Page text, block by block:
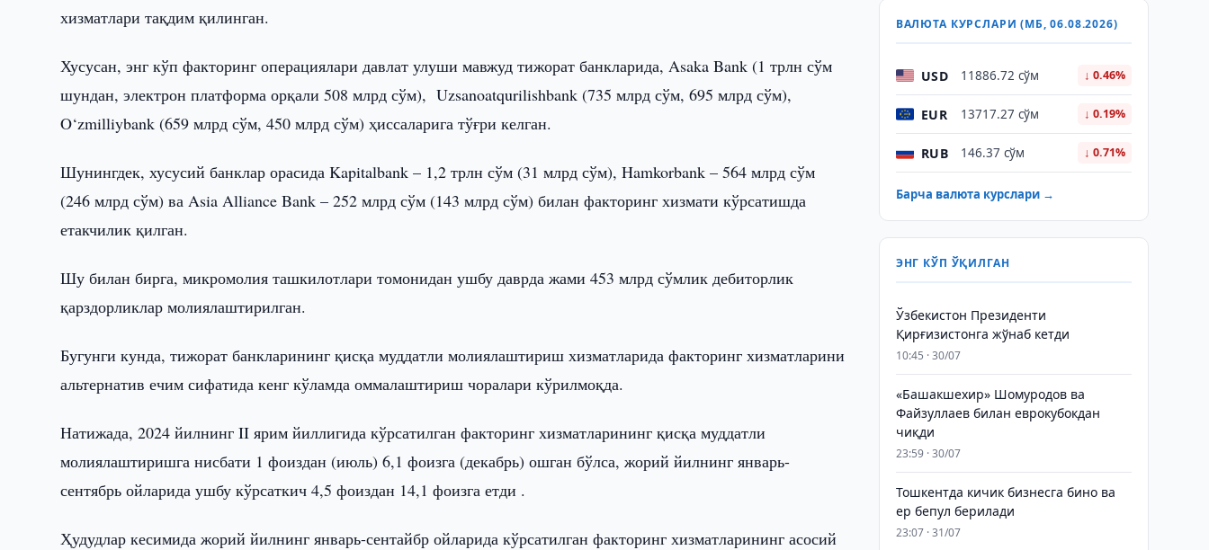
хизматлари тақдим қилинган.
Хусусан, энг кўп факторинг операциялари давлат улуши мавжуд тижорат банкларида, Asaka Bank (1 трлн сўм
шундан, электрон платформа орқали 508 млрд сўм), Uzsanoatqurilishbank (735 млрд сўм, 695 млрд сўм),
O‘zmilliybank (659 млрд сўм, 450 млрд сўм) ҳиссаларига тўғри келган.
Шунингдек, хусусий банклар орасида Kapitalbank – 1,2 трлн сўм (31 млрд сўм), Hamkorbank – 564 млрд сўм
(246 млрд сўм) ва Asia Alliance Bank – 252 млрд сўм (143 млрд сўм) билан факторинг хизмати кўрсатишда
етакчилик қилган.
Шу билан бирга, микромолия ташкилотлари томонидан ушбу даврда жами 453 млрд сўмлик дебиторлик
қарздорликлар молиялаштирилган.
Бугунги кунда, тижорат банкларининг қисқа муддатли молиялаштириш хизматларида факторинг хизматларини
альтернатив ечим сифатида кенг кўламда оммалаштириш чоралари кўрилмоқда.
Натижада, 2024 йилнинг II ярим йиллигида кўрсатилган факторинг хизматларининг қисқа муддатли
молиялаштиришга нисбати 1 фоиздан (июль) 6,1 фоизга (декабрь) ошган бўлса, жорий йилнинг январь-
сентябрь ойларида ушбу кўрсаткич 4,5 фоиздан 14,1 фоизга етди .
Ҳудудлар кесимида жорий йилнинг январь-сентайбр ойларида кўрсатилган факторинг хизматларининг асосий
ВАЛЮТА КУРСЛАРИ (МБ, 06.08.2026)
USD 11886.72 сўм ↓ 0.46%
EUR 13717.27 сўм ↓ 0.19%
RUB 146.37 сўм ↓ 0.71%
Барча валюта курслари →
ЭНГ КЎП ЎҚИЛГАН
Ўзбекистон Президенти
Қирғизистонга жўнаб кетди
10:45 · 30/07
«Башакшехир» Шомуродов ва
Файзуллаев билан еврокубокдан
чиқди
23:59 · 30/07
Тошкентда кичик бизнесга бино ва
ер бепул берилади
23:07 · 31/07